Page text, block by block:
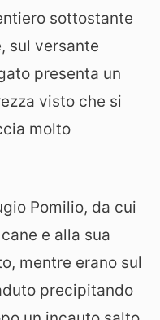
sottostante
sul versante
presenta un
visto che si
molto
Pomilio, da cui
e alla sua
mentre erano sul
precipitando